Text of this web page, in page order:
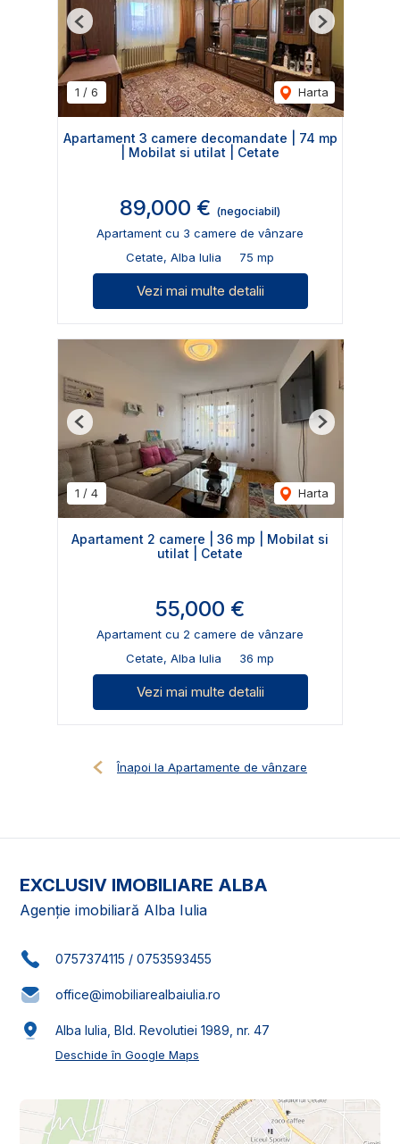
1 / 6 Harta
Previous Next
Apartament 3 camere decomandate | 74 mp
| Mobilat si utilat | Cetate
89,000 € (negociabil)
Apartament cu 3 camere de vânzare
Cetate, Alba Iulia
75 mp
Vezi mai multe detalii
1 / 4 Harta
Previous Next
Apartament 2 camere | 36 mp | Mobilat si
utilat | Cetate
55,000 €
Apartament cu 2 camere de vânzare
Cetate, Alba Iulia
36 mp
Vezi mai multe detalii
Înapoi la Apartamente de vânzare
EXCLUSIV IMOBILIARE ALBA
Agenție imobiliară Alba Iulia
0757374115 / 0753593455
office@imobiliarealbaiulia.ro
Alba Iulia, Bld. Revolutiei 1989, nr. 47
Deschide în Google Maps